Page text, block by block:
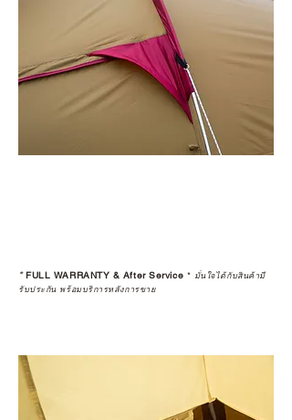
*FULL WARRANTY & After Service * มั่นใจได้กับสินค้ามี
รับประกัน พร้อมบริการหลังการขาย